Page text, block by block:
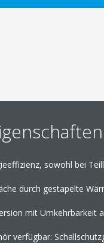
sowohl bei
durch gestapelte
mit Umkehrbarkeit
verfügbar: